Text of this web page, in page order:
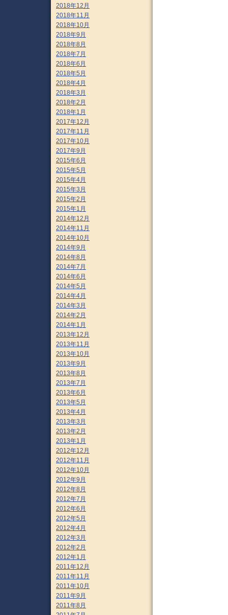
2018年12月
2018年11月
2018年10月
2018年9月
2018年8月
2018年7月
2018年6月
2018年5月
2018年4月
2018年3月
2018年2月
2018年1月
2017年12月
2017年11月
2017年10月
2017年9月
2015年6月
2015年5月
2015年4月
2015年3月
2015年2月
2015年1月
2014年12月
2014年11月
2014年10月
2014年9月
2014年8月
2014年7月
2014年6月
2014年5月
2014年4月
2014年3月
2014年2月
2014年1月
2013年12月
2013年11月
2013年10月
2013年9月
2013年8月
2013年7月
2013年6月
2013年5月
2013年4月
2013年3月
2013年2月
2013年1月
2012年12月
2012年11月
2012年10月
2012年9月
2012年8月
2012年7月
2012年6月
2012年5月
2012年4月
2012年3月
2012年2月
2012年1月
2011年12月
2011年11月
2011年10月
2011年9月
2011年8月